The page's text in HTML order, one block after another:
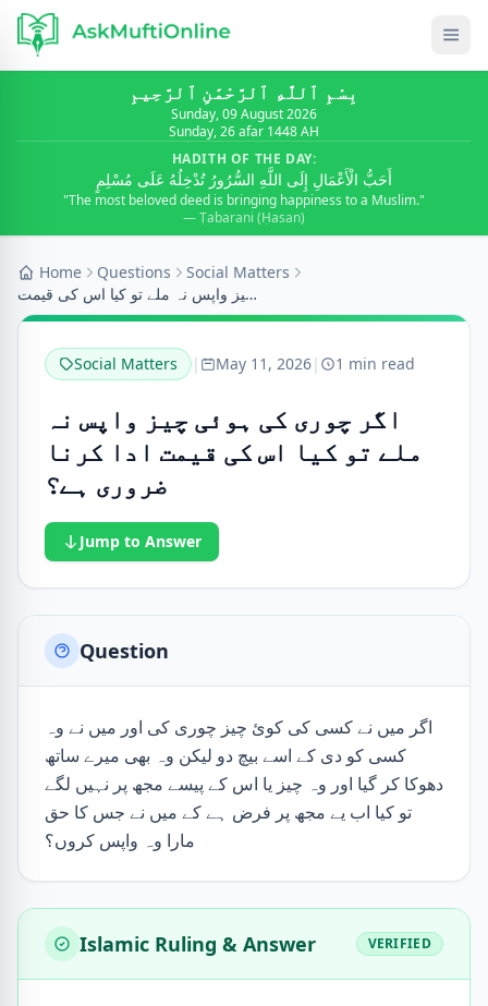
بِسْمِ ٱللَّٰهِ ٱلرَّحْمَٰنِ ٱلرَّحِيمِ
Sunday, 09 August 2026
Sunday, 26 afar 1448 AH
HADITH OF THE DAY:
أَحَبُّ الْأَعْمَالِ إِلَى اللَّهِ السُّرُورُ تُدْخِلُهُ عَلَى مُسْلِمٍ
"The most beloved deed is bringing happiness to a Muslim."
— Ṭabarani (Ḥasan)
Home Questions
Social Matters
اگر چوری کی ہوئی چیز واپس نہ ملے تو کیا اس کی قیمت...
Social Matters | May 11, 2026| 1 min read
اگر چوری کی ہوئی چیز واپس نہ
ملے تو کیا اس کی قیمت ادا کرنا
ضروری ہے؟
Jump to Answer
Question
اگر میں نے کسی کی کوئ چیز چوری کی اور میں نے وہ
کسی کو دی کے اسے بیچ دو لیکن وہ بھی میرے ساتھ
دھوکا کر گیا اور وہ چیز یا اس کے پیسے مجھ پر نہیں لگے
تو کیا اب یے مجھ پر فرض ہے کے میں نے جس کا حق
مارا وہ واپس کروں؟
Islamic Ruling & Answer VERIFIED